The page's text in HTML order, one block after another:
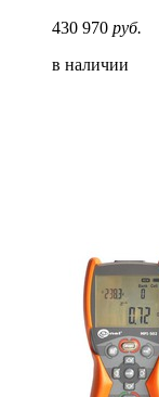
430 970 руб.
в наличии